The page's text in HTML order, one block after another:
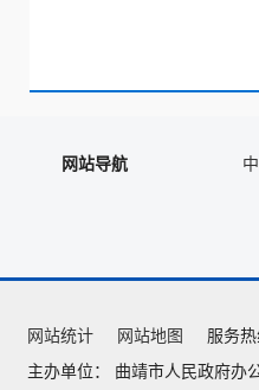
网站导航
网站统计 网站地图
服务热
主办单位： 曲靖市人民政府办